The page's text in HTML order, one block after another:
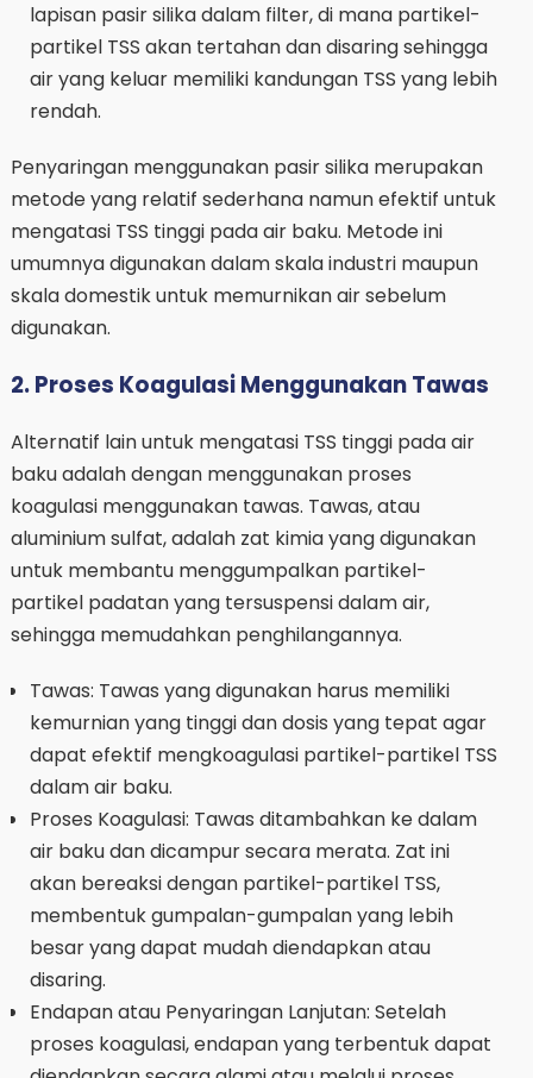
lapisan pasir silika dalam filter, di mana partikel-
partikel TSS akan tertahan dan disaring sehingga
air yang keluar memiliki kandungan TSS yang lebih
rendah.
Penyaringan menggunakan pasir silika merupakan
metode yang relatif sederhana namun efektif untuk
mengatasi TSS tinggi pada air baku. Metode ini
umumnya digunakan dalam skala industri maupun
skala domestik untuk memurnikan air sebelum
digunakan.
2. Proses Koagulasi Menggunakan Tawas
Alternatif lain untuk mengatasi TSS tinggi pada air
baku adalah dengan menggunakan proses
koagulasi menggunakan tawas. Tawas, atau
aluminium sulfat, adalah zat kimia yang digunakan
untuk membantu menggumpalkan partikel-
partikel padatan yang tersuspensi dalam air,
sehingga memudahkan penghilangannya.
Tawas: Tawas yang digunakan harus memiliki
kemurnian yang tinggi dan dosis yang tepat agar
dapat efektif mengkoagulasi partikel-partikel TSS
dalam air baku.
Proses Koagulasi: Tawas ditambahkan ke dalam
air baku dan dicampur secara merata. Zat ini
akan bereaksi dengan partikel-partikel TSS,
membentuk gumpalan-gumpalan yang lebih
besar yang dapat mudah diendapkan atau
disaring.
Endapan atau Penyaringan Lanjutan: Setelah
proses koagulasi, endapan yang terbentuk dapat